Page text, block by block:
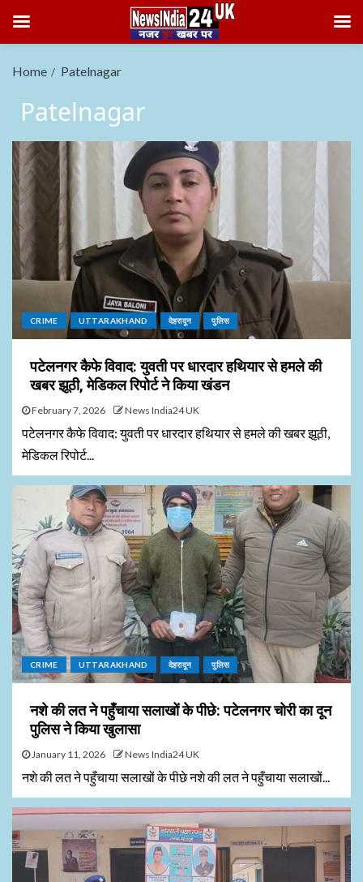
Home Patelnagar
Patelnagar
CRIME UTTARAKHAND देहरादून पुलिस
पटेलनगर कैफे विवाद: युवती पर धारदार हथियार से हमले की
खबर झूठी, मेडिकल रिपोर्ट ने किया खंडन
February 7, 2026 News India24 UK
पटेलनगर कैफे विवाद: युवती पर धारदार हथियार से हमले की खबर झूठी,
मेडिकल रिपोर्ट...
CRIME UTTARAKHAND देहरादून पुलिस
नशे की लत ने पहुँचाया सलाखों के पीछे: पटेलनगर चोरी का दून
पुलिस ने किया खुलासा
January 11, 2026 News India24 UK
नशे की लत ने पहुँचाया सलाखों के पीछे नशे की लत ने पहुँचाया सलाखों...